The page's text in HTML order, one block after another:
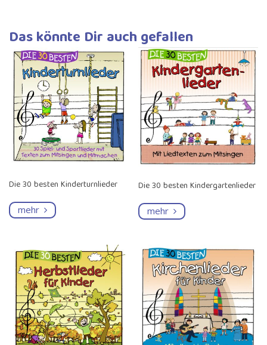
Das könnte Dir auch gefallen
Die 30 besten Kinderturnlieder
mehr
Die 30 besten Kindergartenlieder
mehr